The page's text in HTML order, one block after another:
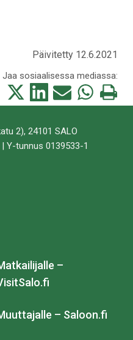
Päivitetty 12.6.2021
Jaa sosiaalisessa mediassa:
Jaa
tämä
Jaa
tämä
Jaa
tämä
Jaa
tämä
Tulosta
tämä
2), 24101 SALO
| Y-tunnus 0139533-1
–
– Saloon.fi